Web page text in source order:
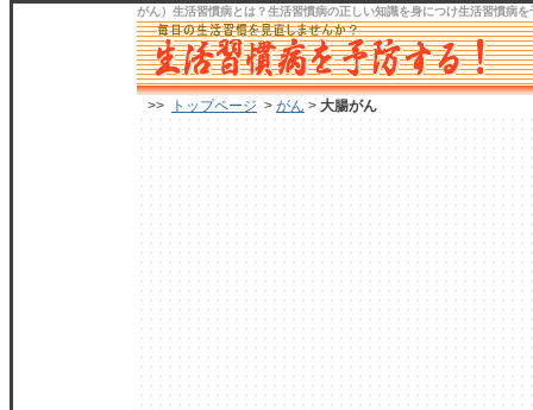
がん）生活習慣病とは？生活習慣病の正しい知識を身につけ生活習慣病を
>> トップページ > がん > 大腸がん